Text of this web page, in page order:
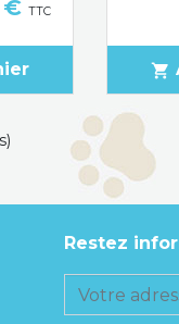
€ TTC
shopping_cart
Restez